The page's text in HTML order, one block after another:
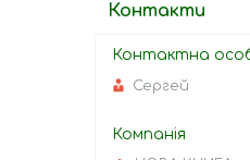
Контакти
Сергей